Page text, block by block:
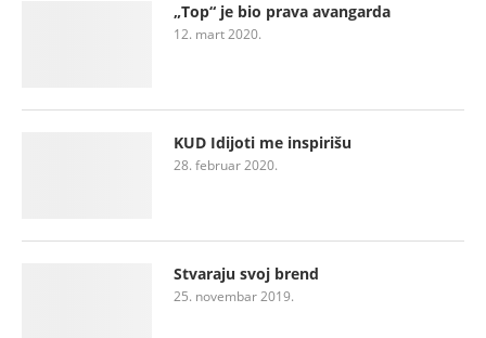
„Top“ je bio prava avangarda
12. mart 2020.
KUD Idijoti me inspirišu
28. februar 2020.
Stvaraju svoj brend
25. novembar 2019.